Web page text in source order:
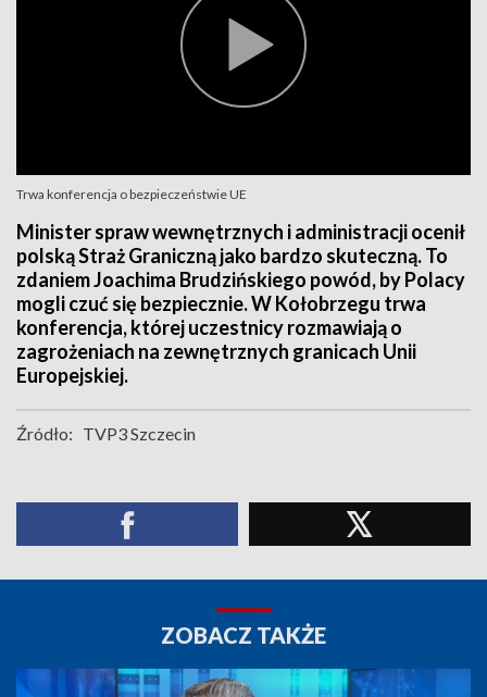
Trwa konferencja o bezpieczeństwie UE
Minister spraw wewnętrznych i administracji ocenił
polską Straż Graniczną jako bardzo skuteczną. To
zdaniem Joachima Brudzińskiego powód, by Polacy
mogli czuć się bezpiecznie. W Kołobrzegu trwa
konferencja, której uczestnicy rozmawiają o
zagrożeniach na zewnętrznych granicach Unii
Europejskiej.
Źródło: TVP3 Szczecin
ZOBACZ TAKŻE